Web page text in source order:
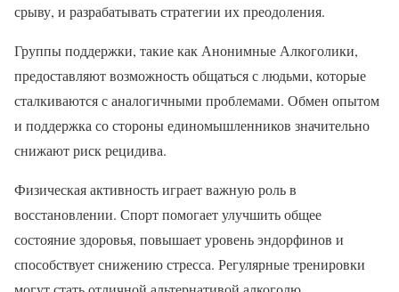
срыву, и разрабатывать стратегии их преодоления.
Группы поддержки, такие как Анонимные Алкоголики,
предоставляют возможность общаться с людьми, которые
сталкиваются с аналогичными проблемами. Обмен опытом
и поддержка со стороны единомышленников значительно
снижают риск рецидива.
Физическая активность играет важную роль в
восстановлении. Спорт помогает улучшить общее
состояние здоровья, повышает уровень эндорфинов и
способствует снижению стресса. Регулярные тренировки